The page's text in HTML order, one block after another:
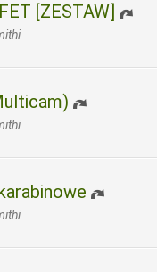
[ZESTAW]